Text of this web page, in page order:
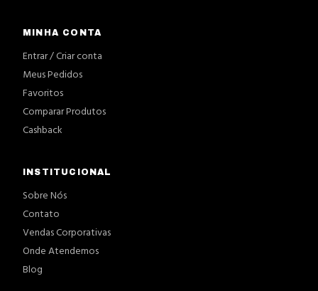
MINHA CONTA
Entrar / Criar conta
Meus Pedidos
Favoritos
Comparar Produtos
Cashback
INSTITUCIONAL
Sobre Nós
Contato
Vendas Corporativas
Onde Atendemos
Blog